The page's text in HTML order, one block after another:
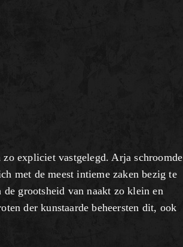
zo expliciet vastgelegd. Arja schroomde
met de meest intieme zaken bezig te
grootsheid van naakt zo klein en
der kunstaarde beheersten dit, ook